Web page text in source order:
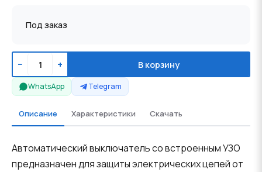
Под заказ
− + В корзину
WhatsApp Telegram
Описание Характеристики Скачать
Автоматический выключатель со встроенным УЗО
предназначен для защиты электрических цепей от